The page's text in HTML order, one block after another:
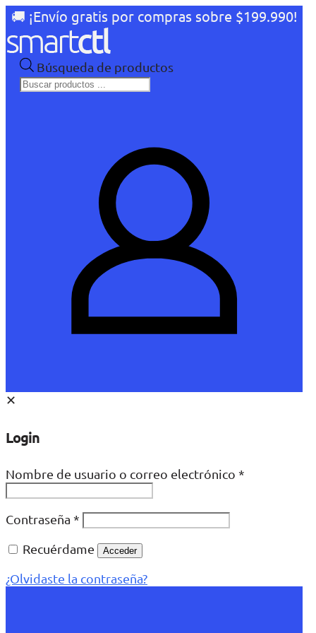
🚚 ¡Envío gratis por compras sobre $199.990!
Búsqueda de productos
✕
Login
Nombre de usuario o correo electrónico *
Contraseña *
Recuérdame
Acceder
¿Olvidaste la contraseña?